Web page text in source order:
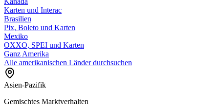
Karten und Interac
Brasilien
Pix, Boleto und Karten
Mexiko
OXXO, SPEI und Karten
Ganz Amerika
Alle amerikanischen Länder durchsuchen
Asien-Pazifik
Gemischtes Marktverhalten